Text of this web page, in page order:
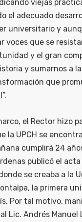
viejas
el adecuado
universitario y
voces que se
y el gran
y sumarnos a
que
el Rector hizo
la UPCH se
cumplirá 24
publicó el
se creaba a la
la primera
Por tal motivo,
Lic. Andrés Manuel